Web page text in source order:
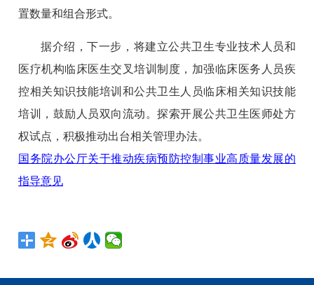
置数量和组合形式。
据介绍，下一步，将建立公共卫生专业技术人员和
医疗机构临床医生交叉培训制度，加强临床医务人员疾
控相关知识技能培训和公共卫生人员临床相关知识技能
培训，鼓励人员双向流动。探索开展公共卫生医师处方
权试点，积极推动出台相关管理办法。
国务院办公厅关于推动疾病预防控制事业高质量发展的
指导意见